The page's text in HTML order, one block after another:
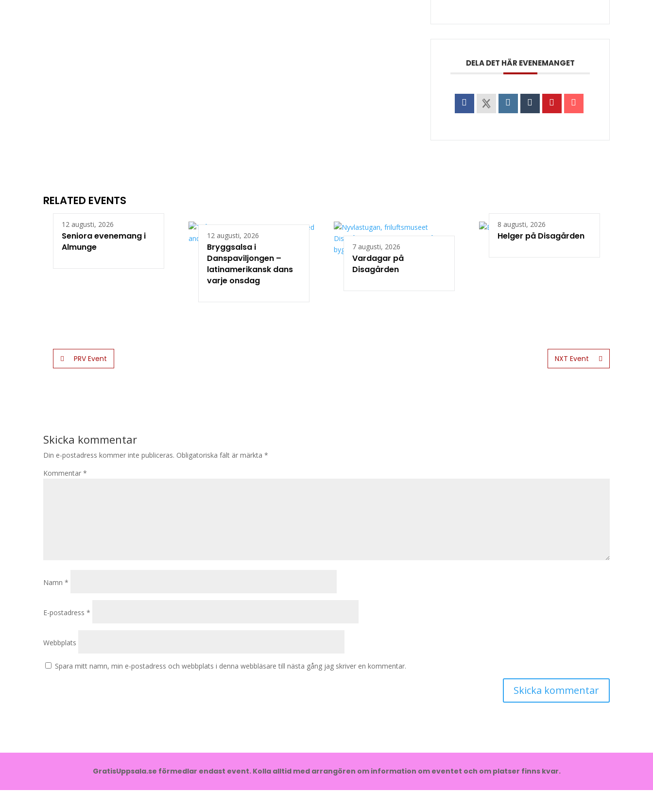
DELA DET HÄR EVENEMANGET
RELATED EVENTS
12 augusti, 2026
Seniora evenemang i
Almunge
12 augusti, 2026
Bryggsalsa i
Danspaviljongen –
latinamerikansk dans
varje onsdag
7 augusti, 2026
Vardagar på
Disagården
8 augusti, 2026
Helger på Disagården
PRV Event NXT Event
Skicka kommentar
Din e-postadress kommer inte publiceras. Obligatoriska fält är märkta *
Kommentar *
Namn *
E-postadress *
Webbplats
Spara mitt namn, min e-postadress och webbplats i denna webbläsare till nästa gång jag skriver en kommentar.
GratisUppsala.se förmedlar endast event. Kolla alltid med arrangören om information om eventet och om platser finns kvar.